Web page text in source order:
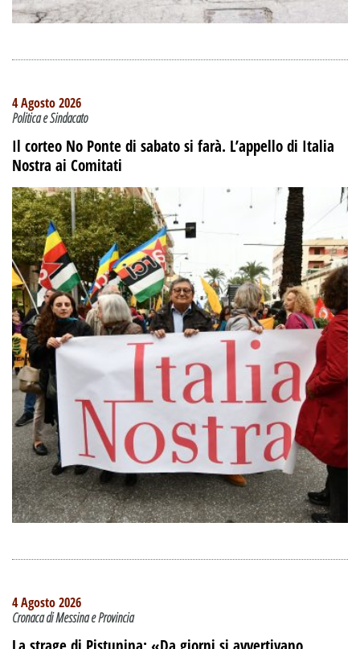
4 Agosto 2026
Politica e Sindacato
Il corteo No Ponte di sabato si farà. L’appello di Italia
Nostra ai Comitati
4 Agosto 2026
Cronaca di Messina e Provincia